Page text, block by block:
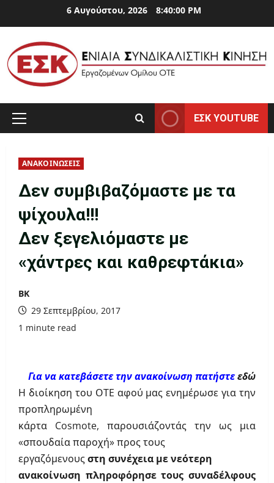
to
content
6 Αυγούστου, 2026 8:40:00 PM
Primary
ΕΣΚ YOUTUBE
ΑΝΑΚΟΙΝΩΣΕΙΣ
Δεν συμβιβαζόμαστε με τα
ψίχουλα!!!
Δεν ξεγελιόμαστε με
«χάντρες και καθρεφτάκια»
ΒΚ
29 Σεπτεμβρίου, 2017
1 minute read
Για να κατεβάσετε την ανακοίνωση πατήστεεδώ
Η διοίκηση του ΟΤΕ αφού μας ενημέρωσε για την
προπληρωμένη
κάρτα Cosmote, παρουσιάζοντάς την ως μια
«σπουδαία παροχή» προς τους
εργαζόμενουςστη συνέχεια με νεότερη
ανακοίνωση πληροφόρησε τους συναδέλφους